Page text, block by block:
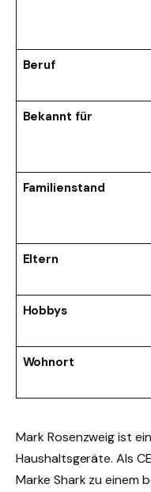
Beruf
Bekannt für
Familienstand
Eltern
Hobbys
Wohnort
Mark Rosenzweig ist
Haushaltsgeräte. Als
Marke Shark zu einem